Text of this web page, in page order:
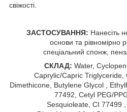
свіжості.
ЗАСТОСУВАННЯ: Нанесіть
основи та рівномірно
спеціальний спонж,
СКЛАД: Water,
Caprylic/Capric Triglyceride,
Dimethicone, Butylene Glycol ,
77492, Cetyl PEG/
Sesquioleate, CI 77499